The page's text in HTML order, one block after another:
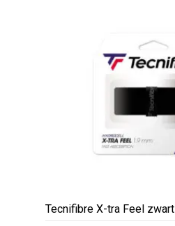
Tecnifibre X-tra Feel zwart